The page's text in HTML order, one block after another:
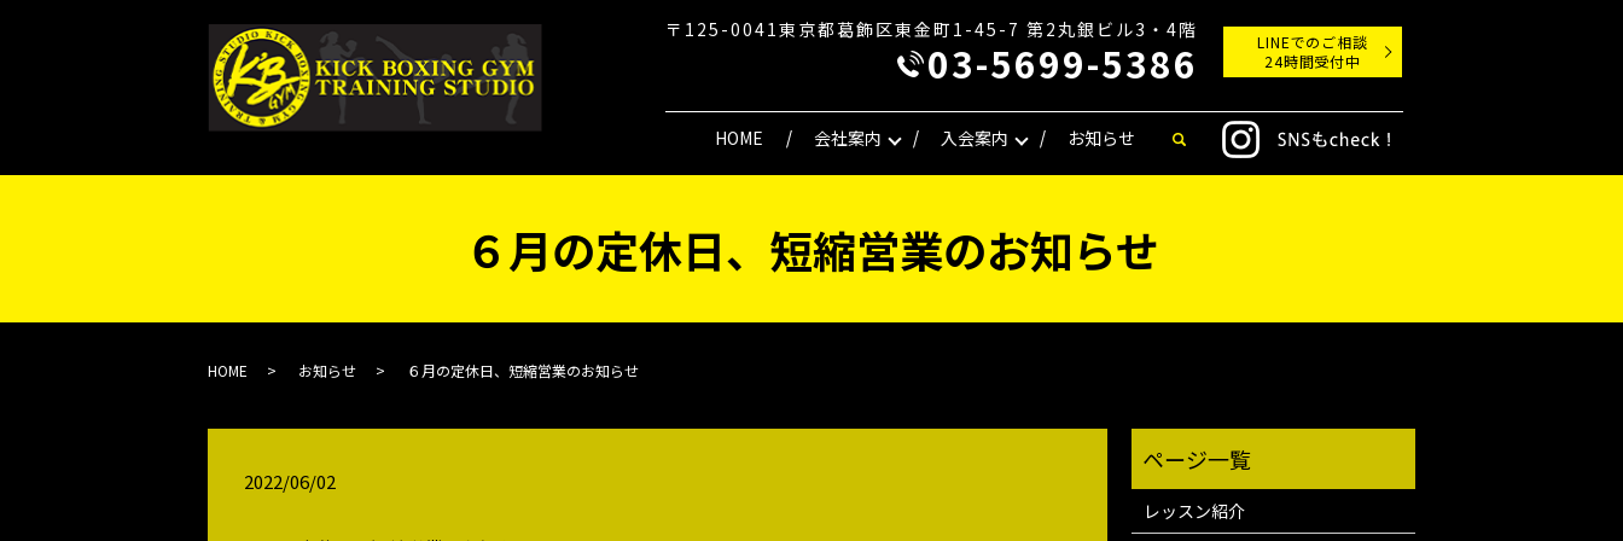
HOME 会社案内 入会案内 お知らせ
〒125-0041東京都葛飾区東金町1-45-7 第2丸銀ビル3・4階
03-5699-5386
LINEでのご相談
24時間受付中
６月の定休日、短縮営業のお知らせ
HOME お知らせ ６月の定休日、短縮営業のお知らせ
2022/06/02
レッスン紹介